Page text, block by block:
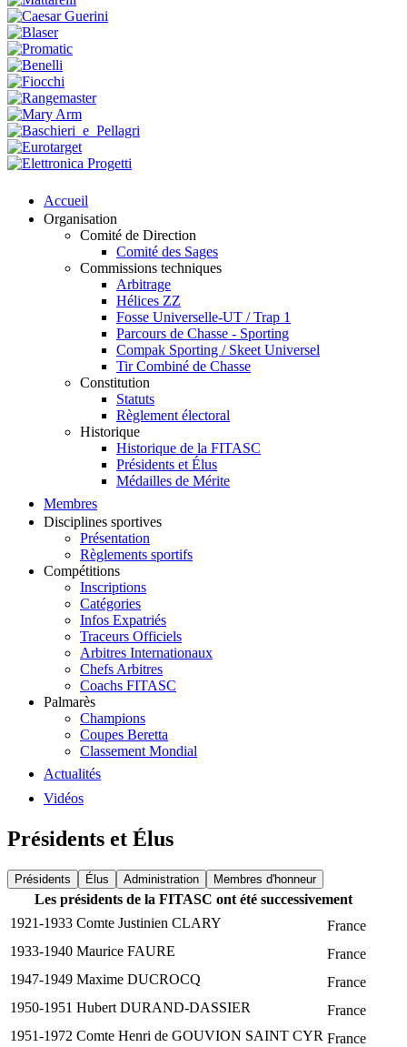
Accueil
Organisation
Comité de Direction
Comité des Sages
Commissions techniques
Arbitrage
Hélices ZZ
Fosse Universelle-UT / Trap 1
Parcours de Chasse - Sporting
Compak Sporting / Skeet Universel
Tir Combiné de Chasse
Constitution
Statuts
Règlement électoral
Historique
Historique de la FITASC
Présidents et Élus
Médailles de Mérite
Membres
Disciplines sportives
Présentation
Règlements sportifs
Compétitions
Inscriptions
Catégories
Infos Expatriés
Traceurs Officiels
Arbitres Internationaux
Chefs Arbitres
Coachs FITASC
Palmarès
Champions
Coupes Beretta
Classement Mondial
Actualités
Vidéos
Présidents et Élus
Présidents Élus Administration Membres d'honneur
Les présidents de la FITASC ont été successivement
1921-1933 Comte Justinien CLARY
France
1933-1940 Maurice FAURE
France
1947-1949 Maxime DUCROCQ
France
1950-1951 Hubert DURAND-DASSIER
France
1951-1972 Comte Henri de GOUVION SAINT CYR France